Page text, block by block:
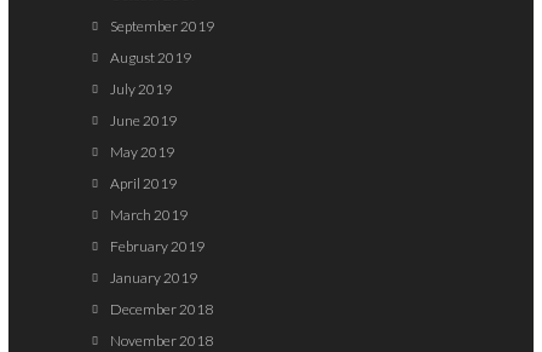
September 2019
August 2019
July 2019
June 2019
May 2019
April 2019
March 2019
February 2019
January 2019
December 2018
November 2018